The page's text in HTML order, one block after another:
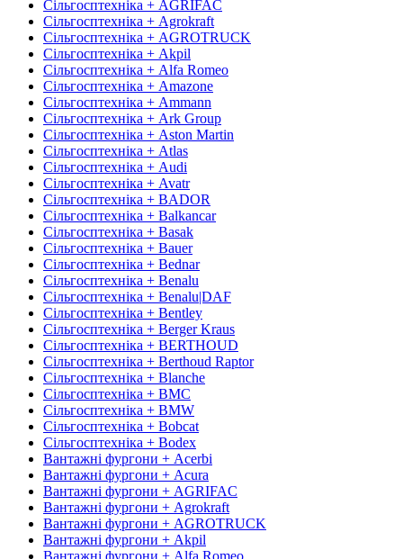
Сільгосптехніка + AGRIFAC
Сільгосптехніка + Agrokraft
Сільгосптехніка + AGROTRUCK
Сільгосптехніка + Akpil
Сільгосптехніка + Alfa Romeo
Сільгосптехніка + Amazone
Сільгосптехніка + Ammann
Сільгосптехніка + Ark Group
Сільгосптехніка + Aston Martin
Сільгосптехніка + Atlas
Сільгосптехніка + Audi
Сільгосптехніка + Avatr
Сільгосптехніка + BADOR
Сільгосптехніка + Balkancar
Сільгосптехніка + Basak
Сільгосптехніка + Bauer
Сільгосптехніка + Bednar
Сільгосптехніка + Benalu
Сільгосптехніка + Benalu|DAF
Сільгосптехніка + Bentley
Сільгосптехніка + Berger Kraus
Сільгосптехніка + BERTHOUD
Сільгосптехніка + Berthoud Raptor
Сільгосптехніка + Blanche
Сільгосптехніка + BMC
Сільгосптехніка + BMW
Сільгосптехніка + Bobcat
Сільгосптехніка + Bodex
Вантажні фургони + Acerbi
Вантажні фургони + Acura
Вантажні фургони + AGRIFAC
Вантажні фургони + Agrokraft
Вантажні фургони + AGROTRUCK
Вантажні фургони + Akpil
Вантажні фургони + Alfa Romeo